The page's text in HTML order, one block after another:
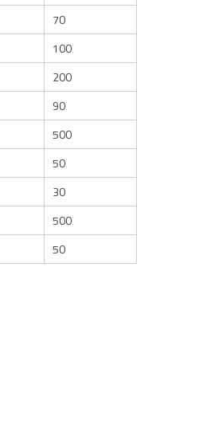
70
100
200
90
500
50
30
500
50